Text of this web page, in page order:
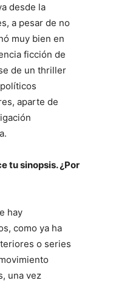
desde la
a pesar de no
muy bien en
ficción de
de un thriller
aparte de
tu sinopsis. ¿Por
hay
como ya ha
o series
una vez